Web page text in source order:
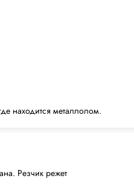
находится металлолом.
Резчик режет